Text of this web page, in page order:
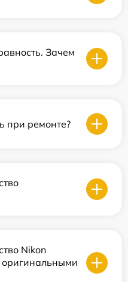
Зачем
при ремонте?
Nikon
оригинальными